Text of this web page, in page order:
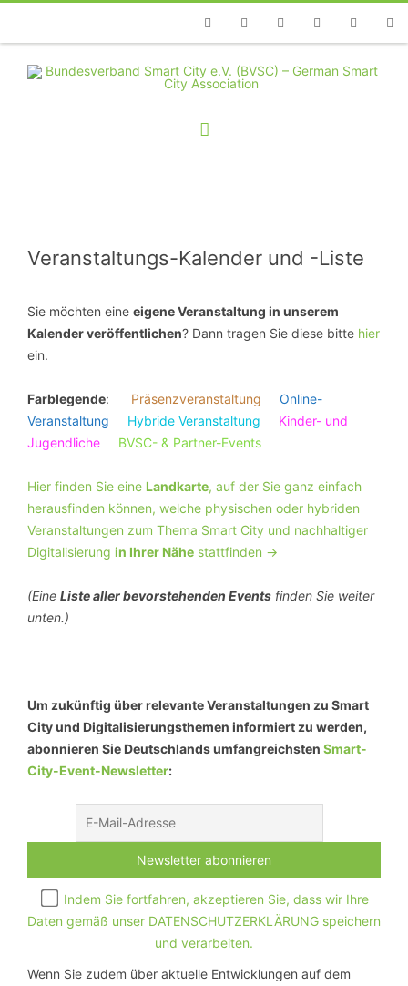
TelefonFacebookTwitterYoutubeInstagramLinkedin
Veranstaltungs-Kalender und -Liste
Sie möchten eine eigene Veranstaltung in unserem
Kalender veröffentlichen? Dann tragen Sie diese bitte hier
ein.
Farblegende: Präsenzveranstaltung
Online-
Veranstaltung
Hybride Veranstaltung
Kinder- und
Jugendliche
BVSC- & Partner-Events
Hier finden Sie eine Landkarte, auf der Sie ganz einfach
herausfinden können, welche physischen oder hybriden
Veranstaltungen zum Thema Smart City und nachhaltiger
Digitalisierung in Ihrer Nähe stattfinden ->
(Eine Liste aller bevorstehenden Events finden Sie weiter
unten.)
Um zukünftig über relevante Veranstaltungen zu Smart
City und Digitalisierungsthemen informiert zu werden,
abonnieren Sie Deutschlands umfangreichsten Smart-
City-Event-Newsletter:
Indem Sie fortfahren, akzeptieren Sie, dass wir Ihre
Daten gemäß unser DATENSCHUTZERKLÄRUNG speichern
und verarbeiten.
Wenn Sie zudem über aktuelle Entwicklungen auf dem